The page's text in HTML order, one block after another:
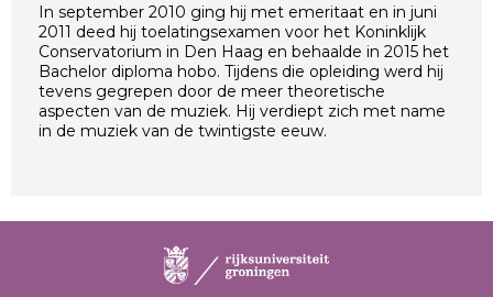
In september 2010 ging hij met emeritaat en in juni
2011 deed hij toelatingsexamen voor het Koninklijk
Conservatorium in Den Haag en behaalde in 2015 het
Bachelor diploma hobo. Tijdens die opleiding werd hij
tevens gegrepen door de meer theoretische
aspecten van de muziek. Hij verdiept zich met name
in de muziek van de twintigste eeuw.